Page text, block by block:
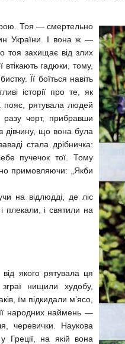
Тоя — смертельно
України. І вона ж —
тоя захищає від злих
втікають гадюки, тому,
Її боїться навіть
історії про те, як
пояс, рятувала людей
чорт, прибравши
дівчину, що вона була
стала дрібничка:
пучечок тої. Тому
примовляючи: „Якби
на відлюдді, де ліс
плекали, і святили на
якого рятувала ця
нищили худобу,
їм підкидали м’ясо,
народних наймень —
черевички. Наукова
Греції, на якій вона